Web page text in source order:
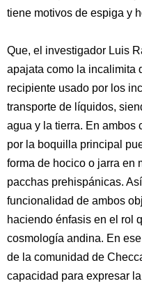
tiene motivos de espiga y
Que, el investigador Luis
apajata como la incalimita
recipiente usado por los
transporte de líquidos,
agua y la tierra. En ambos
por la boquilla principal
forma de hocico o jarra en
pacchas prehispánicas.
funcionalidad de ambos
haciendo énfasis en el rol
cosmología andina. En
de la comunidad de
capacidad para expresar